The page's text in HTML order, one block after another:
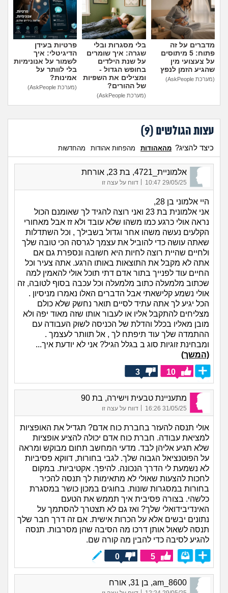
מדברים על זה
פתוח: 5 מיתוסים
על צעצועי מין
שהגיע הזמן לנפץ
(מערכת AskPeople)
בלי מסגרות ובלי
שגרה: איך שומרים
על שנת הילדים
בחופש הגדול -
ומצילים את השפיות
של ההורים?
(מערכת AskPeople)
פרטיות בעידן
הדיגיטלי: איך
לשמור על אנונימיות
בלי לוותר על
אמינות?
(מערכת AskPeople)
עצות הגולשים (9
)
כיצד להציג? מהאהודות מהפחות אהודות מהחדשות
אלמוניית_4721, בת 23, אורחת
29/05/25 10:47 דווח על עצה זו
היי אלמוני בן 28,
אני אלמונית בת 23 ואני רוצה להגיד לך שאומנם הכול
נראה אולי כרגע כמו משהו שלא עובד ולא זז אבל מאחורי
הקלעים נעשה משהו אחר וגדול בשבילך , וכל השתדלות
שאתה עושה כדי להוביל את עצמך לגרסה הכי טובה שלך
ולחיים שהיית רוצה לחיות היא חשובה ונספרת גם אם
אתה לא מקבל את התוצאות באותו הרגע. אתה צעיר וכל
החיים עוד לפנייך בתור אדם דתי תוכל אולי להאמין למה
שכתוב מלמעלה כתוב מלמעלה וכל עכבה בסוף לטובה, זה
אולי נשמע קלישאתי אבל הדברים האלו נאמרו מניסיון .
הכל יגיע לך אתה עתיד לסיים תואר נחשק שלא כולם
מצליחים להתקבל אליו או לעבור אותו שזה מאוד יפה ולא
מובן מאליו בכלל והדלת של הכניסה לשוק העבודה עם
ההתמדה שלך עוד תיפתח לך , אל תוותר לעצמך .
ומבחינת זוגיות סוג ב בגלל הגיל? אני לא יודעת איך...
(המשך)
10
3
מתעניינת טבעית וישירה, בת 90
31/05/25 16:26
| דווח על עצה זו
אולי תנסה להעזר בחברת כוח אדם? תגדיל את האופציות
למציאת עבודה. חברת כוח אדם יכולה להציע אופציות
שלא תגיע אליהן לבד. מדעי המחשב תחום מבוקש ומראה
על הפוטנציאל הגבוה שלך. לגבי בחורות, דווקא פסיביות
לא נשמעת לי הדרך הנכונה. להיפך. אקטיביות. במקום
לחכות להצעות שאולי לא מתאימות לך תנסה להכיר
בחורות במסגרות שונות. בחוגים במכון כושר במסגרת
כלשהי. בצורה פסיבית איך תממש את הטעם
האינדיבידואלי שלך? ואז גם לא תצטרך להסתמך על
נתונים יבשים אלא על הכרות אישית. אם זה דרך חבר שלך
תנסה לשאול אותן דרכו מה הסיבה שהן מסרבות. תנסה
להגיע לסיבה כדי להבין מה קורה שם.
5
0
am_8600, בן 31, אורח